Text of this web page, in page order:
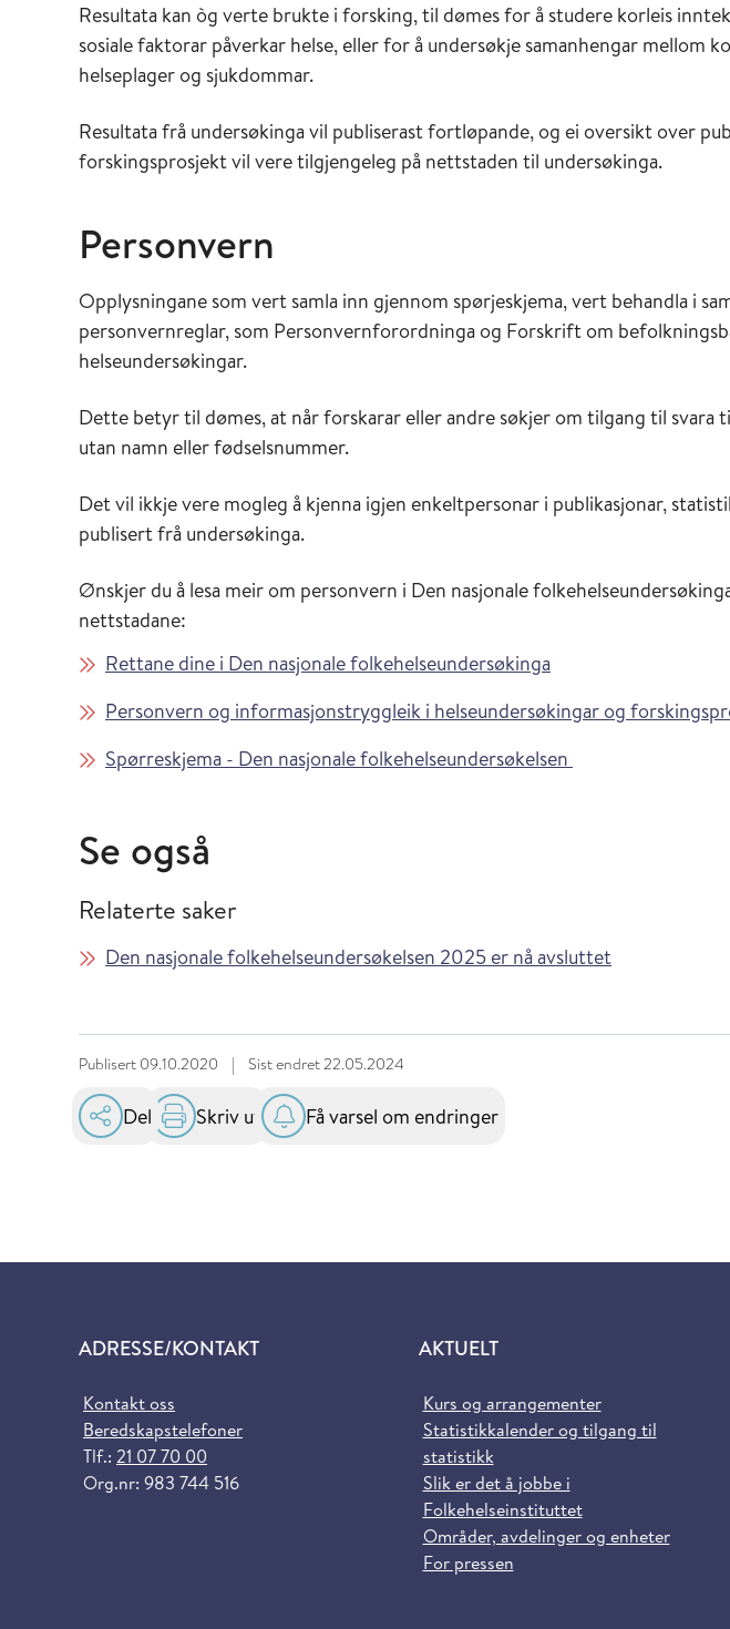
Resultata kan òg verte brukte i forsking, til dømes for å studere korleis
sosiale faktorar påverkar helse, eller for å undersøkje samanhengar mellom
helseplager og sjukdommar.
Resultata frå undersøkinga vil publiserast fortløpande, og ei oversikt over
forskingsprosjekt vil vere tilgjengeleg på nettstaden til undersøkinga.
Personvern
Opplysningane som vert samla inn gjennom spørjeskjema, vert behandla i
personvernreglar, som Personvernforordninga og Forskrift om
helseundersøkingar.
Dette betyr til dømes, at når forskarar eller andre søkjer om tilgang til svara
utan namn eller fødselsnummer.
Det vil ikkje vere mogleg å kjenna igjen enkeltpersonar i publikasjonar,
publisert frå undersøkinga.
Ønskjer du å lesa meir om personvern i Den nasjonale
nettstadane:
Rettane dine i Den nasjonale folkehelseundersøkinga
Personvern og informasjonstryggleik i helseundersøkingar og
Spørreskjema - Den nasjonale folkehelseundersøkelsen
Se også
Relaterte saker
Den nasjonale folkehelseundersøkelsen 2025 er nå avsluttet
Publisert 09.10.2020 | Sist endret22.05.2024
Del Skriv ut Få varsel om endringer
ADRESSE/KONTAKT
Kontakt oss
Beredskapstelefoner
Tlf.: 21 07 70 00
Org.nr: 983 744 516
AKTUELT
Kurs og arrangementer
Statistikkalender og tilgang til
statistikk
Slik er det å jobbe i
Folkehelseinstituttet
Områder, avdelinger og enheter
For pressen